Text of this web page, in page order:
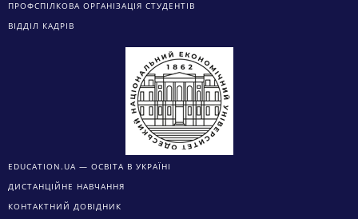
ПРОФСПІЛКОВА ОРГАНІЗАЦІЯ СТУДЕНТІВ
ВІДДІЛ КАДРІВ
EDUCATION.UA — ОСВІТА В УКРАЇНІ
ДИСТАНЦІЙНЕ НАВЧАННЯ
КОНТАКТНИЙ ДОВІДНИК